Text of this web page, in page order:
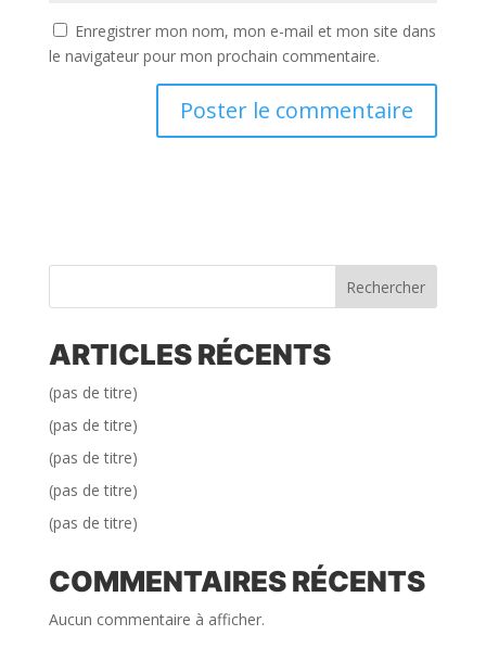
Enregistrer mon nom, mon e-mail et mon site dans
le navigateur pour mon prochain commentaire.
Rechercher
ARTICLES RÉCENTS
(pas de titre)
(pas de titre)
(pas de titre)
(pas de titre)
(pas de titre)
COMMENTAIRES RÉCENTS
Aucun commentaire à afficher.